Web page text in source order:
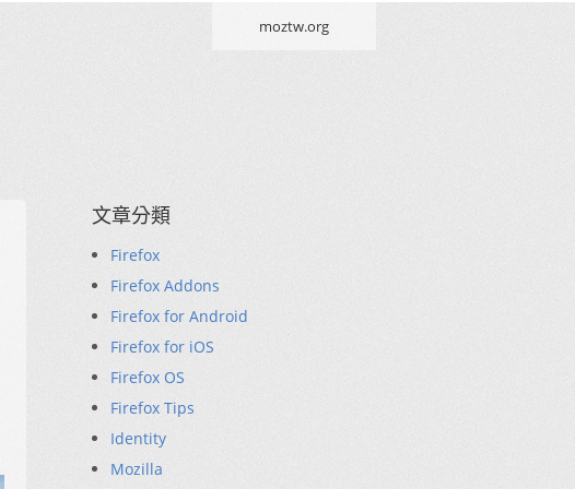
moztw.org
文章分類
Firefox
Firefox Addons
Firefox for Android
Firefox for iOS
Firefox OS
Firefox Tips
Identity
Mozilla